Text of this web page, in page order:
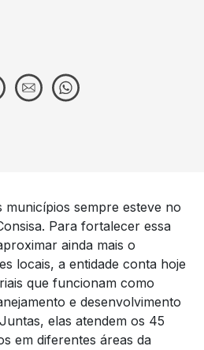
sempre esteve no
Para fortalecer essa
ainda mais o
locais, a entidade conta hoje
que funcionam como
e desenvolvimento
elas atendem os 45
em diferentes áreas da